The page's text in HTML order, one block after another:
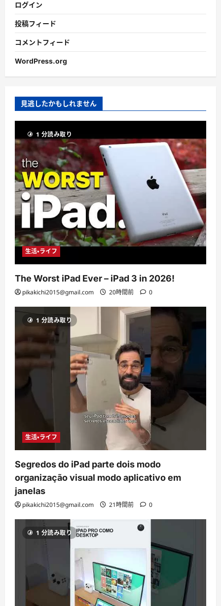
ログイン
投稿フィード
コメントフィード
WordPress.org
見逃したかもしれません
1 分読み取り
生活・ライフ
The Worst iPad Ever – iPad 3 in 2026!
pikakichi2015@gmail.com 20時間前 0
1 分読み取り
生活・ライフ
Segredos do iPad parte dois modo
organização visual modo aplicativo em
janelas
pikakichi2015@gmail.com 21時間前 0
1 分読み取り